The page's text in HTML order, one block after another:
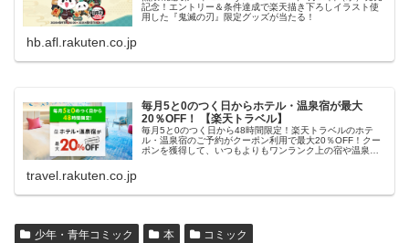
記念！エントリー＆条件達成で楽天描き下ろしイラスト使
用した『鬼滅の刃』限定グッズが当たる！
hb.afl.rakuten.co.jp
毎月5と0のつく日からホテル・温泉宿が最大
20％OFF！ 【楽天トラベル】
毎月5と0のつく日から48時間限定！楽天トラベルのホテ
ル・温泉宿のご予約がクーポン利用で最大20％OFF！クー
ポンを獲得して、いつもよりもワンランク上の宿や温泉宿
travel.rakuten.co.jp
少年・青年コミック 本 コミック